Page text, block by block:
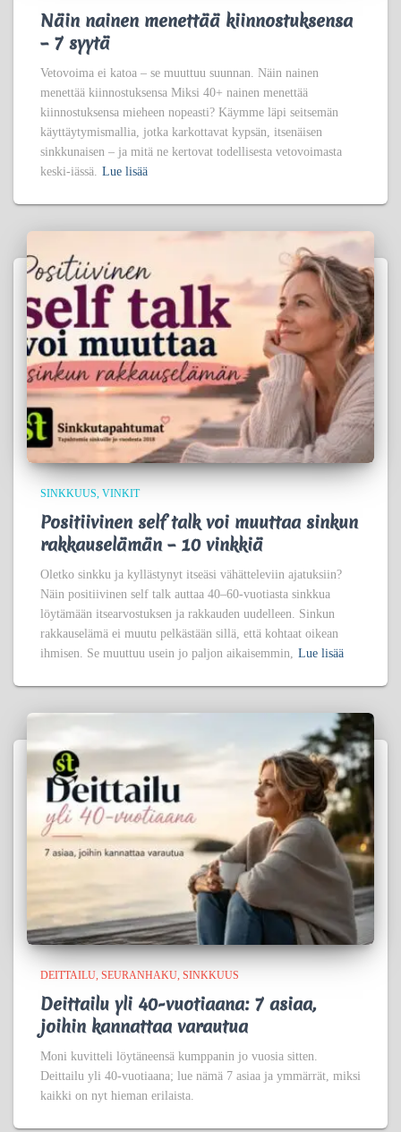
Näin nainen menettää kiinnostuksensa
– 7 syytä
Vetovoima ei katoa – se muuttuu suunnan. Näin nainen
menettää kiinnostuksensa Miksi 40+ nainen menettää
kiinnostuksensa mieheen nopeasti? Käymme läpi seitsemän
käyttäytymismallia, jotka karkottavat kypsän, itsenäisen
sinkkunaisen – ja mitä ne kertovat todellisesta vetovoimasta
keski-iässä. Lue lisää
SINKKUUS VINKIT
Positiivinen self talk voi muuttaa sinkun
rakkauselämän – 10 vinkkiä
Oletko sinkku ja kyllästynyt itseäsi vähätteleviin ajatuksiin?
Näin positiivinen self talk auttaa 40–60-vuotiasta sinkkua
löytämään itsearvostuksen ja rakkauden uudelleen. Sinkun
rakkauselämä ei muutu pelkästään sillä, että kohtaat oikean
ihmisen. Se muuttuu usein jo paljon aikaisemmin,
Lue lisää
DEITTAILU SEURANHAKU SINKKUUS
Deittailu yli 40-vuotiaana: 7 asiaa,
joihin kannattaa varautua
Moni kuvitteli löytäneensä kumppanin jo vuosia sitten.
Deittailu yli 40-vuotiaana; lue nämä 7 asiaa ja ymmärrät, miksi
kaikki on nyt hieman erilaista.